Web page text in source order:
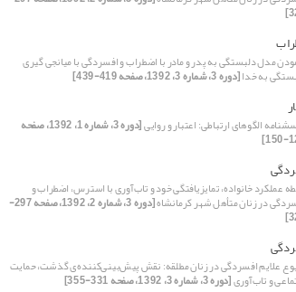
مدل دلبستگی به پدر و مادر با اضطراب و افسردگی با میانجی گیری
به خدا[دوره 3، شماره 3، 1392، صفحه 419-439]
الگوهای ارتباطی: اعتبار و روایی [دوره 3، شماره 1، 1392، صفحه
عملکرد خانواده، تمایزیافتگی خود و تاب‌آوری با استرس، اضطراب و
در زنان متأهل شهر کرمانشاه [دوره 3، شماره 2، 1392، صفحه 297-
علایم افسردگی در زنان مطلقه: نقش پیش‌بینی‌کننده‌ی گذشت، حمایت
و تاب‌آوری[دوره 3، شماره 3، 1392، صفحه 331-355]